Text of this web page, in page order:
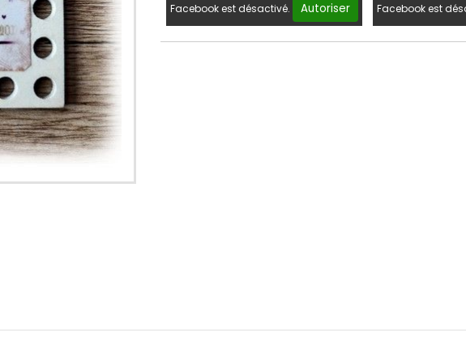
Facebook est désactivé. Autoriser Facebook est